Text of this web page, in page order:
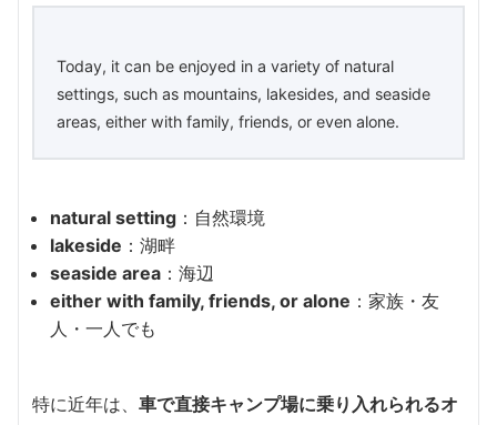
Today, it can be enjoyed in a variety of natural
settings, such as mountains, lakesides, and seaside
areas, either with family, friends, or even alone.
natural setting ：自然環境
lakeside ：湖畔
seaside area ：海辺
either with family, friends, or alone ：家族・友
人・一人でも
特に近年は、 車で直接キャンプ場に乗り入れられるオ